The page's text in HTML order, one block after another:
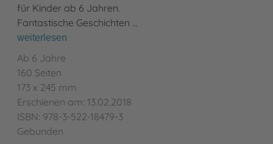
für Kinder ab 6 Jahren.
Fantastische Geschichten …
weiterlesen
Ab 6 Jahre
160 Seiten
173 x 245 mm
Erschienen am: 13.02.2018
ISBN: 978-3-522-18479-3
Gebunden